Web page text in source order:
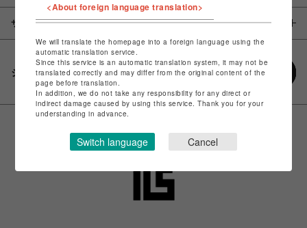
サイズ
シェアする
<About foreign language translation>
We will translate the homepage into a foreign language using the
automatic translation service.
Since this service is an automatic translation system, it may not be
translated correctly and may differ from the original content of the
page before translation.
In addition, we do not take any responsibility for any direct or
indirect damage caused by using this service. Thank you for your
understanding in advance.
Switch language Cancel